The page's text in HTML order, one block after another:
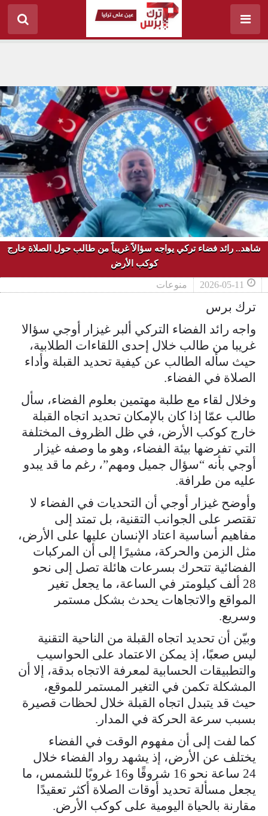
شاهد.. رائد فضاء تركي يواجه سؤالاً غريباً من طالب حول الصلاة خارج
كوكب الأرض
2026-05-11 منوعات
ترك برس
واجه رائد الفضاء التركي ألبر غيزار أوجي سؤالا
غريبا من طالب خلال إحدى اللقاءات الطلابية،
حيث سأله الطالب عن كيفية تحديد القبلة وأداء
الصلاة في الفضاء.
وخلال لقاء مع طلبة مهتمين بعلوم الفضاء، سأل
طالب عمّا إذا كان بالإمكان تحديد اتجاه القبلة
خارج كوكب الأرض، في ظل الظروف المختلفة
التي تفرضها بيئة الفضاء، وهو ما وصفه غيزار
أوجي بأنه “سؤال جميل ومهم”، رغم ما قد يبدو
عليه من طرافة.
وأوضح غيزار أوجي أن التحديات في الفضاء لا
تقتصر على الجوانب التقنية، بل تمتد إلى
مفاهيم أساسية اعتاد الإنسان عليها على الأرض،
مثل الزمن والحركة، مشيرًا إلى أن المركبات
الفضائية تتحرك بسرعات هائلة تصل إلى نحو
28 ألف كيلومتر في الساعة، ما يجعل تغير
المواقع والاتجاهات يحدث بشكل مستمر
وسريع.
وبيّن أن تحديد اتجاه القبلة من الناحية التقنية
ليس صعبًا، إذ يمكن الاعتماد على الحواسيب
والتطبيقات الحسابية لمعرفة الاتجاه بدقة، إلا أن
المشكلة تكمن في التغير المستمر للموقع،
حيث قد يتبدل اتجاه القبلة خلال لحظات قصيرة
بسبب سرعة الحركة في المدار.
كما لفت إلى أن مفهوم الوقت في الفضاء
يختلف عن الأرض، إذ يشهد رواد الفضاء خلال
24 ساعة نحو 16 شروقًا و16 غروبًا للشمس، ما
يجعل مسألة تحديد أوقات الصلاة أكثر تعقيدًا
مقارنة بالحياة اليومية على كوكب الأرض.